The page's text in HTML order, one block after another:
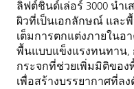
ลิฟต์ชินด์เล่อร์ 3000 นำ
ผิวที่เป็นเอกลักษณ์ และ
เต็มการตกแต่งภายใน
พื้นแบบแข็งแรงทนทาน,
กระจกที่ช่วยเพิ่มมิติขอ
เพื่อสร้างบรรยากาศที่ล